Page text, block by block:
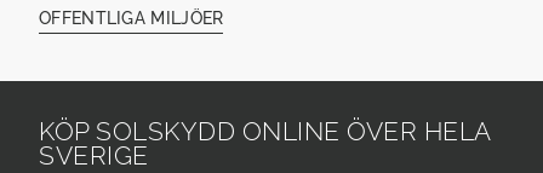
OFFENTLIGA MILJÖER
KÖP SOLSKYDD ONLINE ÖVER HELA
SVERIGE